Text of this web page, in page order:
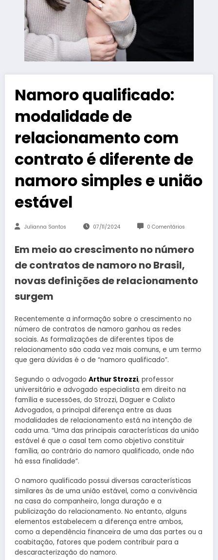
Namoro qualificado:
modalidade de
relacionamento com
contrato é diferente de
namoro simples e união
estável
Julianna Santos 07/11/2024 0 Comentários
Em meio ao crescimento no número
de contratos de namoro no Brasil,
novas definições de relacionamento
surgem
Recentemente a informação sobre o crescimento no
número de contratos de namoro ganhou as redes
sociais. As formalizações de diferentes tipos de
relacionamento são cada vez mais comuns, e um termo
que gera dúvidas é o de “namoro qualificado”.
Segundo o advogado Arthur Strozzi, professor
universitário e advogado especialista em direito na
família e sucessões, do Strozzi, Daguer e Calixto
Advogados, a principal diferença entre as duas
modalidades de relacionamento está na intenção de
cada uma. “Uma das principais características da união
estável é que o casal tem como objetivo constituir
família, ao contrário do namoro qualificado, onde não
há essa finalidade”.
O namoro qualificado possui diversas características
similares às de uma união estável, como a convivência
na casa do companheiro, longa duração e a
publicização do relacionamento. No entanto, alguns
elementos estabelecem a diferença entre ambos,
como a dependência financeira de uma das partes ou a
coabitação, fatores que podem contribuir para a
descaracterização do namoro.